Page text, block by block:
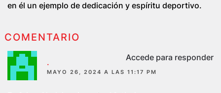
en él un ejemplo de dedicación y espíritu deportivo.
COMENTARIO
.
MAYO 26, 2024 A LAS 11:17 PM
Accede para responder